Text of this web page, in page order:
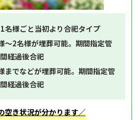
名様ごと当初より合祀タイプ
～2名様が埋葬可能。期間指定管
経過後合祀
までなどが埋葬可能。期間指定管
経過後合祀
空き状況が分かります／